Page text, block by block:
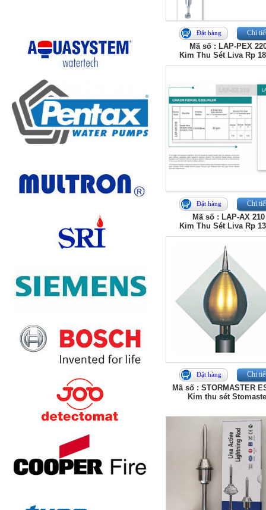
Đặt hàng Chi
Mã số : LAP-PEX
Kim Thu Sét Liva Rp
Đặt hàng Chi
Mã số : LAP-AX 210
Kim Thu Sét Liva Rp
Đặt hàng Chi
Mã số : STORMASTER
Kim thu sét